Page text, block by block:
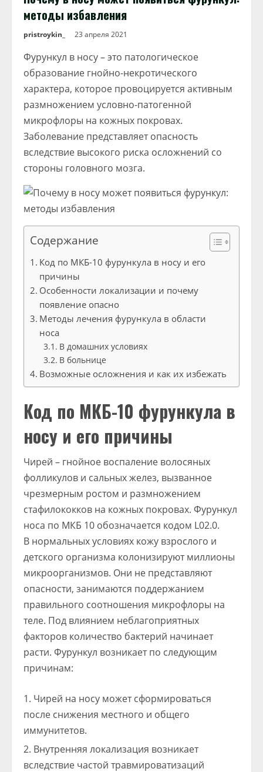
методы избавления
pristroykin_ 23 апреля 2021
Фурункул в носу – это патологическое
образование гнойно-некротического
характера, которое провоцируется активным
размножением условно-патогенной
микрофлоры на кожных покровах.
Заболевание представляет опасность
вследствие высокого риска осложнений со
стороны головного мозга.
Содержание
Код по МКБ-10 фурункула в носу и его
причины
Особенности локализации и почему
появление опасно
Методы лечения фурункула в области
носа
В домашних условиях
В больнице
Возможные осложнения и как их избежать
Код по МКБ-10 фурункула в
носу и его причины
Чирей – гнойное воспаление волосяных
фолликулов и сальных желез, вызванное
чрезмерным ростом и размножением
стафилококков на кожных покровах. Фурункул
носа по МКБ 10 обозначается кодом L02.0.
В нормальных условиях кожу взрослого и
детского организма колонизируют миллионы
микроорганизмов. Они не представляют
опасности, занимаются поддержанием
правильного соотношения микрофлоры на
теле. Под влиянием неблагоприятных
факторов количество бактерий начинает
расти. Фурункул возникает по следующим
причинам:
Чирей на носу может сформироваться
после снижения местного и общего
иммунитетов.
Внутренняя локализация возникает
вследствие частой травмироватизаций